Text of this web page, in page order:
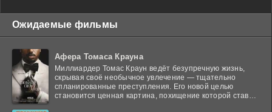
Ожидаемые фильмы
Афера Томаса Крауна
Миллиардер Томас Краун ведёт безупречную жизнь,
скрывая своё необычное увлечение — тщательно
спланированные преступления. Его новой целью
становится ценная картина, похищение которой ставит